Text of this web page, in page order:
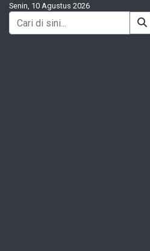
Senin, 10 Agustus 2026